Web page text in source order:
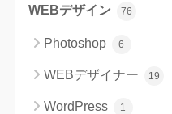
WEBデザイン 76
Photoshop 6
WEBデザイナー 19
WordPress 1